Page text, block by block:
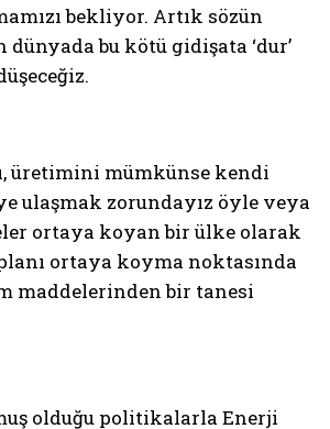
bekliyor. Artık sözün
bu kötü gidişata ‘dur’
üretimini mümkünse kendi
ulaşmak zorundayız öyle veya
ortaya koyan bir ülke olarak
ortaya koyma noktasında
maddelerinden bir tanesi
olduğu politikalarla Enerji